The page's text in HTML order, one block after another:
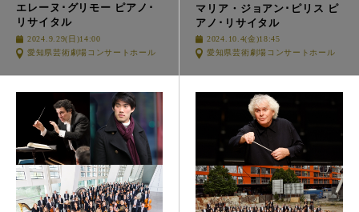
エレーヌ･グリモー ピアノ･
リサイタル
2024.9.29(日)14:00
愛知県芸術劇場コンサートホール
マリア・ジョアン･ピリス ピ
アノ･リサイタル
2024.10.4(金)18:45
愛知県芸術劇場コンサートホール